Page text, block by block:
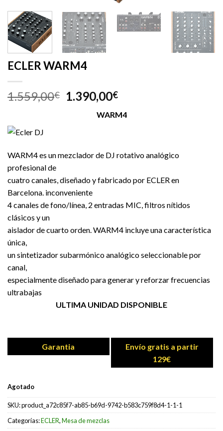
ECLER WARM4
1.559,00€ 1.390,00€
WARM4
WARM4 es un mezclador de DJ rotativo analógico
profesional de
cuatro canales, diseñado y fabricado por ECLER en
Barcelona. inconveniente
4 canales de fono/línea, 2 entradas MIC, filtros nítidos
clásicos y un
aislador de cuarto orden. WARM4 incluye una característica
única,
un sintetizador subarmónico analógico seleccionable por
canal,
especialmente diseñado para generar y reforzar frecuencias
ultrabajas
ULTIMA UNIDAD DISPONIBLE
Garantia
Envío gratis a partir
129€
Agotado
SKU:product_a72c85f7-ab85-b69d-9742-b583c759f8d4-1-1-1
Categorías:ECLER,Mesa de mezclas